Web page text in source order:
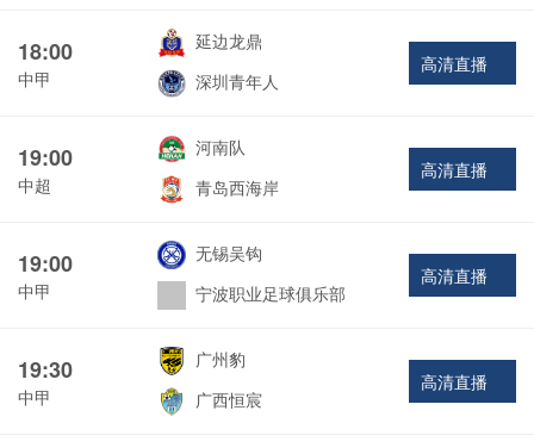
18:00
中甲
延边龙鼎
深圳青年人
高清直播
19:00
中超
河南队
青岛西海岸
高清直播
19:00
中甲
无锡吴钩
宁波职业足球俱乐部
高清直播
19:30
中甲
广州豹
广西恒宸
高清直播